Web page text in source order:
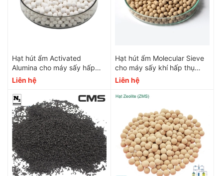
Hạt hút ẩm Activated
Alumina cho máy sấy hấp
thụ PSA
Liên hệ
Hạt hút ẩm Molecular Sieve
cho máy sấy khí hấp thụ
màu nâu
Liên hệ